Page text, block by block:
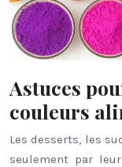
Astuces
couleurs
Les desserts, les
seulement par